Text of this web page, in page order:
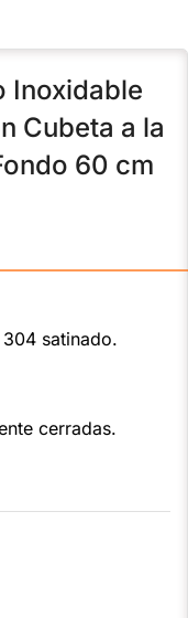
Inoxidable
Cubeta a la
60 cm
satinado.
cerradas.